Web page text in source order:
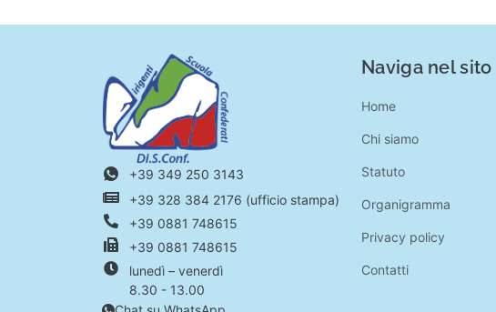
+39 349 250 3143
+39 328 384 2176 (ufficio stampa)
+39 0881 748615
+39 0881 748615
lunedì – venerdì
8.30 - 13.00
Naviga nel sito
Home
Chi siamo
Statuto
Organigramma
Privacy policy
Contatti